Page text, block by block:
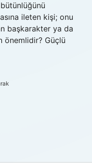
ileten kişi; onu
başkarakter ya da
önemlidir? Güçlü